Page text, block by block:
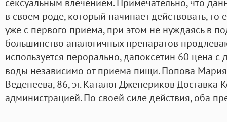
в своем роде, который начинает действовать, то
уже с первого приема, при этом не нуждаясь в
большинство аналогичных препаратов
используется перорально, дапоксетин 60 цена
воды независимо от приема пищи. Попова
Веденеева, 86, эт. Каталог Дженериков Доставка
администрацией. По своей силе действия, оба